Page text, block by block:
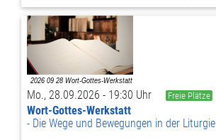
Mo., 28.09.2026 - 19:30 Uhr Freie Plätze
Wort-Gottes-Werkstatt
Die Wege und Bewegungen in der Liturgie